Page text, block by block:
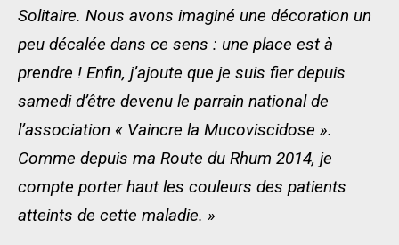
Solitaire. Nous avons imaginé une décoration un
peu décalée dans ce sens : une place est à
prendre ! Enfin, j’ajoute que je suis fier depuis
samedi d’être devenu le parrain national de
l’association « Vaincre la Mucoviscidose ».
Comme depuis ma Route du Rhum 2014, je
compte porter haut les couleurs des patients
atteints de cette maladie. »